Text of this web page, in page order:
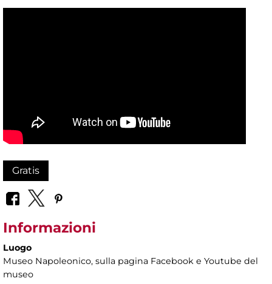
Gratis
Informazioni
Luogo
Museo Napoleonico, sulla pagina Facebook e Youtube del
museo